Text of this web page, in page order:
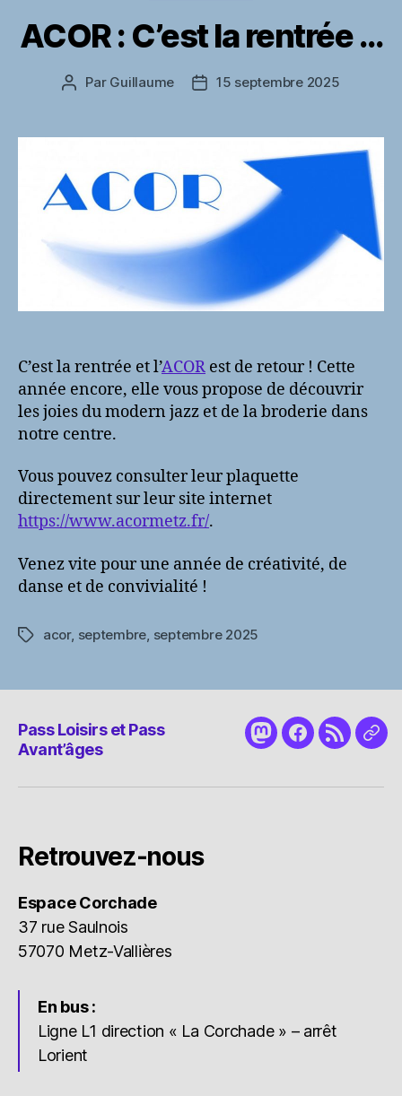
ACOR : C’est la rentrée …
Auteur
Par Guillaume
Date15 septembre 2025
C’est la rentrée et l’ACOR est de retour ! Cette
année encore, elle vous propose de découvrir
les joies du modern jazz et de la broderie dans
notre centre.
Vous pouvez consulter leur plaquette
directement sur leur site internet
https://www.acormetz.fr/.
Venez vite pour une année de créativité, de
danse et de convivialité !
Étiquettes
acor, septembre septembre 2025
Pass Loisirs et Pass
Avant’âges
MastodonFacebook
RSS
Retrouvez-nous
Espace Corchade
37 rue Saulnois
57070 Metz-Vallières
En bus :
Ligne L1 direction « La Corchade » – arrêt
Lorient